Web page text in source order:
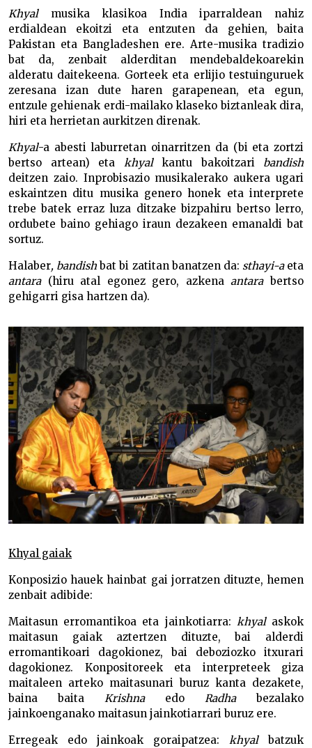
Khyal musika klasikoa India iparraldean nahiz
erdialdean ekoitzi eta entzuten da gehien, baita
Pakistan eta Bangladeshen ere. Arte-musika tradizio
bat da, zenbait alderditan mendebaldekoarekin
alderatu daitekeena. Gorteek eta erlijio testuinguruek
zeresana izan dute haren garapenean, eta egun,
entzule gehienak erdi-mailako klaseko biztanleak dira,
hiri eta herrietan aurkitzen direnak.
Khyal-a abesti laburretan oinarritzen da (bi eta zortzi
bertso artean) eta khyal kantu bakoitzari bandish
deitzen zaio. Inprobisazio musikalerako aukera ugari
eskaintzen ditu musika genero honek eta interprete
trebe batek erraz luza ditzake bizpahiru bertso lerro,
ordubete baino gehiago iraun dezakeen emanaldi bat
sortuz.
Halaber, bandishbat bi zatitan banatzen da: sthayi-aeta
antara (hiru atal egonez gero, azkenaantarabertso
gehigarri gisa hartzen da).
Khyal gaiak
Konposizio hauek hainbat gai jorratzen dituzte, hemen
zenbait adibide:
Maitasun erromantikoa eta jainkotiarra: khyal askok
maitasun gaiak aztertzen dituzte, bai alderdi
erromantikoari dagokionez, bai deboziozko itxurari
dagokionez. Konpositoreek eta interpreteek giza
maitaleen arteko maitasunari buruz kanta dezakete,
baina baita Krishna edo Radha bezalako
jainkoenganako maitasun jainkotiarrari buruz ere.
Erregeak edo jainkoak goraipatzea: khyal batzuk